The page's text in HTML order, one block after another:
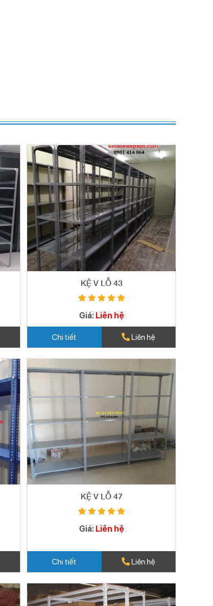
KỆ V LỖ 43
Giá: Liên hệ
Chi tiết Liên hệ
KỆ V LỖ 47
Giá: Liên hệ
Chi tiết Liên hệ